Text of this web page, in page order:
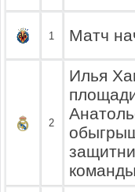
1 Матч
2
Илья